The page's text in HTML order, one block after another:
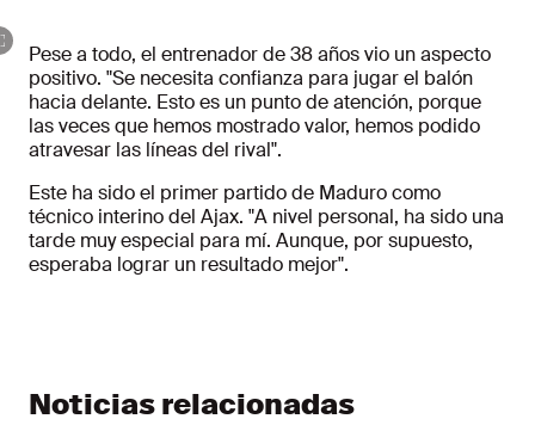
Pese a todo, el entrenador de 38 años vio un aspecto
positivo. "Se necesita confianza para jugar el balón
hacia delante. Esto es un punto de atención, porque
las veces que hemos mostrado valor, hemos podido
atravesar las líneas del rival".
Este ha sido el primer partido de Maduro como
técnico interino del Ajax. "A nivel personal, ha sido una
tarde muy especial para mí. Aunque, por supuesto,
esperaba lograr un resultado mejor".
Noticias relacionadas